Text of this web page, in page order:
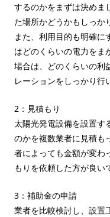
するのかをまずは決めま
た場所かどうかもしっか
また、利用目的も明確
はどのくらいの電力をま
場合は、どのくらいの利
レーションをしっかり行
2：見積もり
太陽光発電設備を設置す
のかを複数業者に見積も
者によっても金額が変わ
もりを依頼した方が良い
3：補助金の申請
業者を比較検討し、設置